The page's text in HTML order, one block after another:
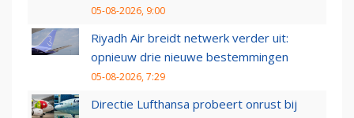
05-08-2026, 9:00
Riyadh Air breidt netwerk verder uit:
opnieuw drie nieuwe bestemmingen
05-08-2026, 7:29
Directie Lufthansa probeert onrust bij